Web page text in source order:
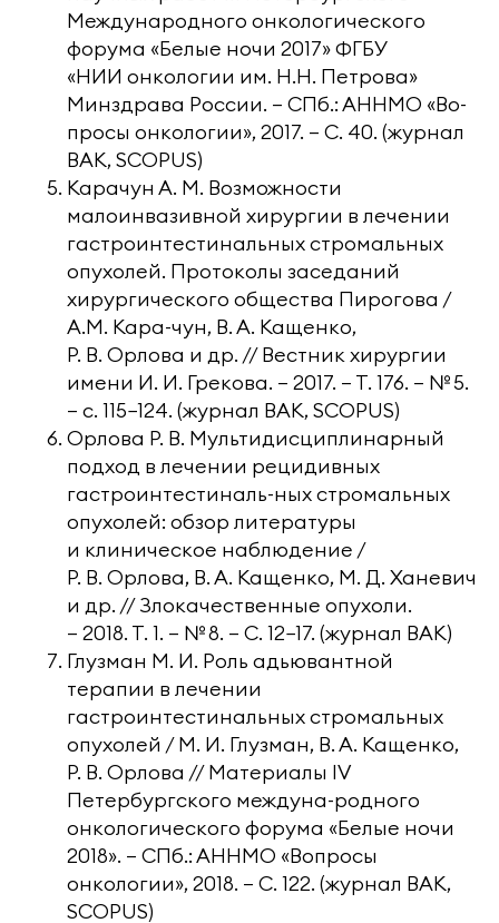
Международного онкологического
форума «Белые ночи 2017» ФГБУ
«НИИ онкологии им. Н.Н. Петрова»
Минздрава России. — СПб.: АННМО «Во-
просы онкологии», 2017. — С. 40. (журнал
ВАК, SCOPUS)
Карачун А. М. Возможности
малоинвазивной хирургии в лечении
гастроинтестинальных стромальных
опухолей. Протоколы заседаний
хирургического общества Пирогова /
А.М. Кара-чун, В. А. Кащенко,
Р. В. Орлова и др. // Вестник хирургии
имени И. И. Грекова. — 2017. — Т. 176. — № 5.
— с. 115−124. (журнал ВАК, SCOPUS)
Орлова Р. В. Мультидисциплинарный
подход в лечении рецидивных
гастроинтестиналь-ных стромальных
опухолей: обзор литературы
и клиническое наблюдение /
Р. В. Орлова, В. А. Кащенко, М. Д. Ханевич
и др. // Злокачественные опухоли.
— 2018. Т. 1. — № 8. — С. 12−17. (журнал ВАК)
Глузман М. И. Роль адьювантной
терапии в лечении
гастроинтестинальных стромальных
опухолей / М. И. Глузман, В. А. Кащенко,
Р. В. Орлова // Материалы IV
Петербургского междуна-родного
онкологического форума «Белые ночи
2018». — СПб.: АННМО «Вопросы
онкологии», 2018. — С. 122. (журнал ВАК,
SCOPUS)